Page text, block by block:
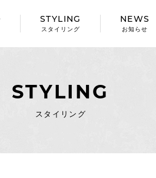
STYLING
スタイリング
NEWS
お知らせ
STYLING
スタイリング